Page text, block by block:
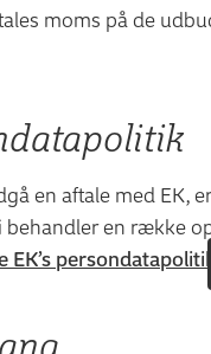
moms på de
en aftale med EK,
behandler en række
EK’s